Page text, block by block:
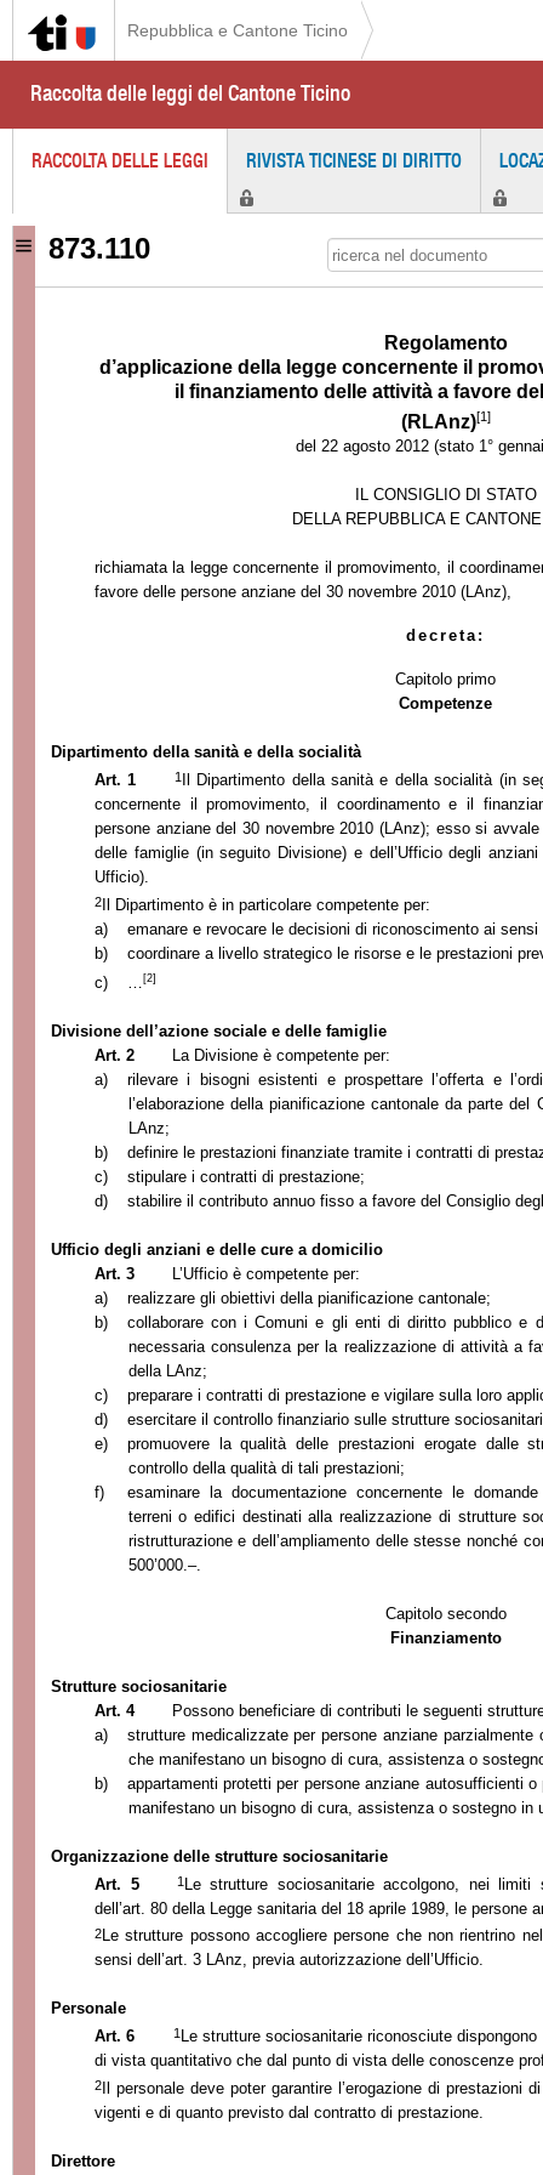
Repubblica e Cantone Ticino
Raccolta delle leggi del Cantone Ticino
RACCOLTA DELLE LEGGI RIVISTA TICINESE DI DIRITTO
873.110
Regolamento
d’applicazione della legge concernente il
il finanziamento delle attività a favore
(RLAnz)[1]
del 22 agosto 2012 (stato 1°
IL CONSIGLIO DI STATO
DELLA REPUBBLICA E
richiamata la legge concernente il promovimento, il
favore delle persone anziane del 30 novembre 2010 (LAnz),
decreta:
Capitolo primo
Competenze
Dipartimento della sanità e della socialità
Art. 1
1 Il Dipartimento della sanità e della socialità (in
concernente il promovimento, il coordinamento e il
persone anziane del 30 novembre 2010 (LAnz); esso si
delle famiglie (in seguito Divisione) e dell’Ufficio degli
Ufficio).
2Il Dipartimento è in particolare competente per:
a)
emanare e revocare le decisioni di riconoscimento ai sensi
b)
coordinare a livello strategico le risorse e le prestazioni
c)
…[2]
Divisione dell’azione sociale e delle famiglie
Art. 2
La Divisione è competente per:
a)
rilevare i bisogni esistenti e prospettare l’offerta e
l’elaborazione della pianificazione cantonale da parte
LAnz;
b)
definire le prestazioni finanziate tramite i contratti di
c)
stipulare i contratti di prestazione;
d)
stabilire il contributo annuo fisso a favore del Consiglio
Ufficio degli anziani e delle cure a domicilio
Art. 3
L’Ufficio è competente per:
a)
realizzare gli obiettivi della pianificazione cantonale;
b)
collaborare con i Comuni e gli enti di diritto pubblico e
necessaria consulenza per la realizzazione di attività a
della LAnz;
c)
preparare i contratti di prestazione e vigilare sulla loro
d)
esercitare il controllo finanziario sulle strutture
e)
promuovere la qualità delle prestazioni erogate dalle
controllo della qualità di tali prestazioni;
f)
esaminare la documentazione concernente le
terreni o edifici destinati alla realizzazione di strutture
ristrutturazione e dell’ampliamento delle stesse nonché
500’000.–.
Capitolo secondo
Finanziamento
Strutture sociosanitarie
Art. 4
Possono beneficiare di contributi le seguenti
a)
strutture medicalizzate per persone anziane
che manifestano un bisogno di cura, assistenza o
b)
appartamenti protetti per persone anziane autosufficienti
manifestano un bisogno di cura, assistenza o sostegno in
Organizzazione delle strutture sociosanitarie
Art. 5
1Le strutture sociosanitarie accolgono, nei limiti
dell’art. 80 della Legge sanitaria del 18 aprile 1989, le persone
2Le strutture possono accogliere persone che non rientrino
sensi dell’art. 3 LAnz, previa autorizzazione dell’Ufficio.
Personale
Art. 6
1 Le strutture sociosanitarie riconosciute
di vista quantitativo che dal punto di vista delle conoscenze
2Il personale deve poter garantire l’erogazione di prestazioni
vigenti e di quanto previsto dal contratto di prestazione.
Direttore